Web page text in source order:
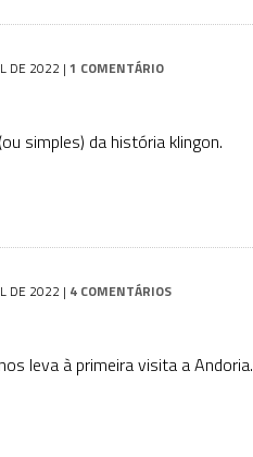
DE 2022 | 1 COMENTÁRIO
simples) da história klingon.
DE 2022 | 4 COMENTÁRIOS
leva à primeira visita a Andoria.